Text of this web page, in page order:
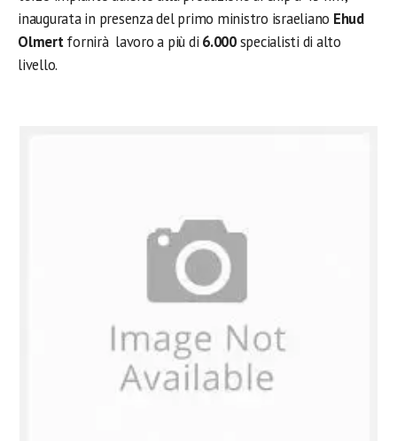
inaugurata in presenza del primo ministro israeliano Ehud
Olmertfornirà lavoro a più di 6.000specialisti di alto
livello.